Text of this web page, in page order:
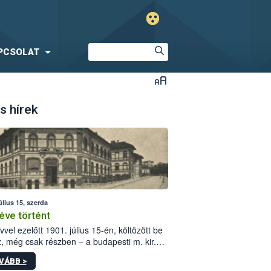
hírek
15, szerda
történt
ezelőtt 1901. július 15-én, költözött be
még csak részben – a budapesti m. kir.
állomás a Kis Rókus utca
alatti, Czigler Győző által tervezett új
>